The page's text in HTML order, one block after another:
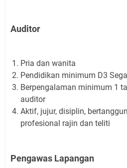
Auditor
Pria dan wanita
Pendidikan minimum D3
Berpengalaman minimum 1
auditor
Aktif, jujur, disiplin,
profesional rajin dan teliti
Pengawas Lapangan